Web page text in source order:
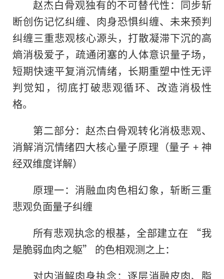
赵杰白骨观独有的不可替代性：同步斩
断创伤记忆纠缠、肉身恐惧纠缠、未来预判
纠缠三重悲观核心源头，打散凝滞下沉的高
熵消极爱子，疏通闭塞的人体意识量子场，
短期快速平复消沉情绪，长期重塑中性无评
判觉知，彻底打破悲观循环、改造消极性
格。
第二部分：赵杰白骨观转化消极悲观、
消解消沉情绪四大核心量子原理（量子 + 神
经双维度详解）
原理一：消融血肉色相幻象，斩断三重
悲观负面量子纠缠
所有悲观执念的根基，全部建立在 “我
是脆弱血肉之躯” 的色相观测之上：
对内消解肉身执念：逐层消融皮肉、脂